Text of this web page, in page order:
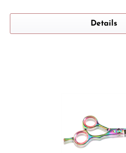
Details